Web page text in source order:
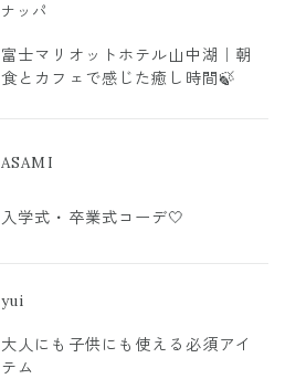
ナッパ
富士マリオットホテル山中湖｜朝
食とカフェで感じた癒し時間🍃
ASAMI
入学式・卒業式コーデ🤍
yui
大人にも子供にも使える必須アイ
テム